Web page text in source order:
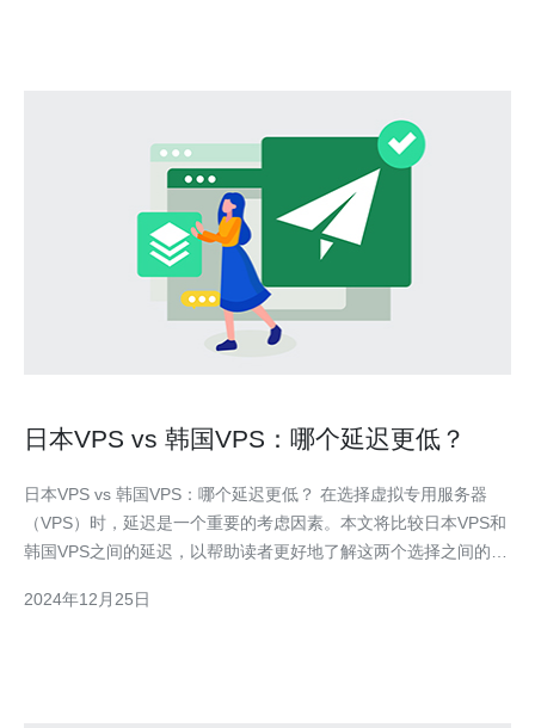
日本VPS vs 韩国VPS：哪个延迟更低？
日本VPS vs 韩国VPS：哪个延迟更低？ 在选择虚拟专用服务器
（VPS）时，延迟是一个重要的考虑因素。本文将比较日本VPS和
韩国VPS之间的延迟，以帮助读者更好地了解这两个选择之间的差
于VPS来说，延迟通常指的是数据从用户计算机到服务器的往返时
2024年12月25日